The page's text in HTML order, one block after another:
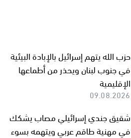
حزب الله يتهم إسرائيل بالإبادة البيئية
في جنوب لبنان ويحذر من أطماعها
الإقليمية
09.08.2026
شقيق جندي إسرائيلي مصاب يشكك
في مهنية طاقم عربي ويتهمه بسوء